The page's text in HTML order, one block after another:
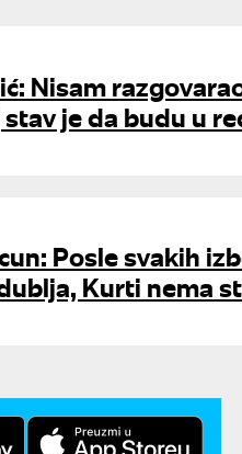
Nisam
je da budu u
Posle svakih
Kurti nema